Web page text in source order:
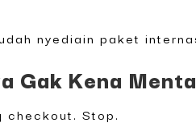
nyediain paket
Gak Kena
checkout. Stop.